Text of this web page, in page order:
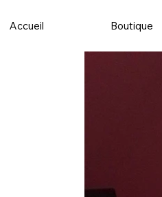
Accueil Boutique